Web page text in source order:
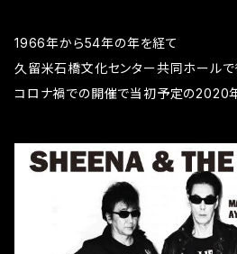
1966年から54年の年を経て
久留米石橋文化センター共同ホールで
コロナ禍での開催で当初予定の2020